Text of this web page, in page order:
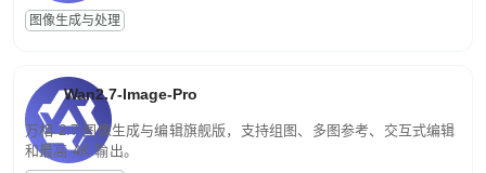
图像生成与处理
Wan2.7-Image-Pro
万相 2.7 图像生成与编辑旗舰版，支持组图、多图参考、交互式编辑
和最高 4K 输出。